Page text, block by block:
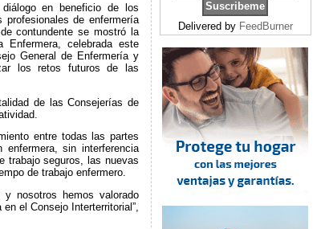
en beneficio de los
de enfermería
contundente se mostró la
Enfermera, celebrada este
General de Enfermería y
los retos futuros de las
de las Consejerías de
entre todas las partes
sin interferencia
trabajo seguros, las nuevas
de trabajo enfermero.
nosotros hemos valorado
el Consejo Interterritorial”,
Delivered by FeedBurner